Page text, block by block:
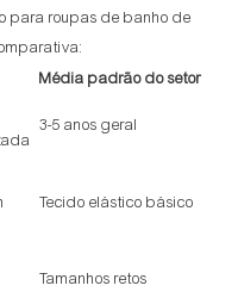
para roupas de banho de
Média padrão do setor
3-5 anos geral
Tecido elástico básico
Tamanhos retos